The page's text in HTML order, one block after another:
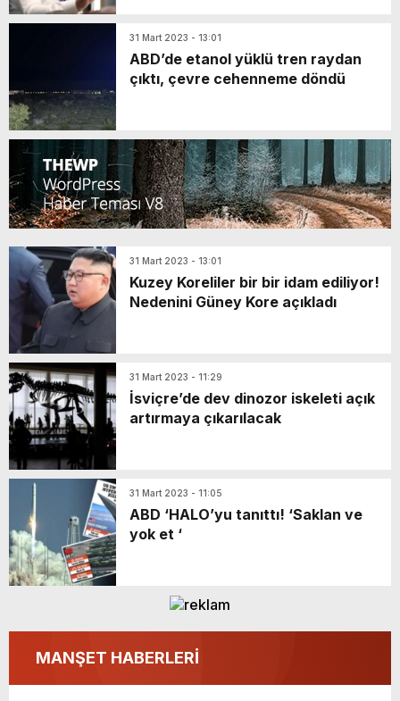
31 Mart 2023 - 13:01
ABD’de etanol yüklü tren raydan
çıktı, çevre cehenneme döndü
31 Mart 2023 - 13:01
Kuzey Koreliler bir bir idam ediliyor!
Nedenini Güney Kore açıkladı
31 Mart 2023 - 11:29
İsviçre’de dev dinozor iskeleti açık
artırmaya çıkarılacak
31 Mart 2023 - 11:05
ABD ‘HALO’yu tanıttı! ‘Saklan ve
yok et ‘
MANŞET HABERLERİ